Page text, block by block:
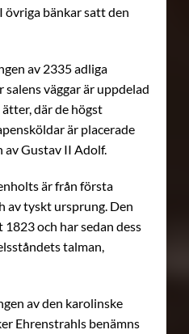
bänkar satt den
av 2335 adliga
väggar är uppdelad
där de högst
är placerade
av Gustav II Adolf.
är från första
av tyskt ursprung. Den
och har sedan dess
talman,
av den karolinske
Ehrenstrahls benämns